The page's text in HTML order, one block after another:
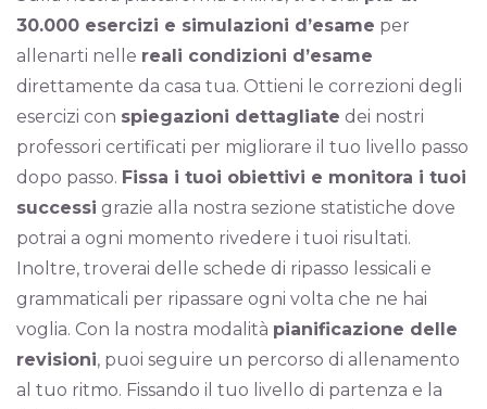
30.000 esercizi e simulazioni d’esame per
allenarti nelle reali condizioni d’esame
direttamente da casa tua. Ottieni le correzioni degli
esercizi con spiegazioni dettagliate dei nostri
professori certificati per migliorare il tuo livello passo
dopo passo. Fissa i tuoi obiettivi e monitora i tuoi
successi grazie alla nostra sezione statistiche dove
potrai a ogni momento rivedere i tuoi risultati.
Inoltre, troverai delle schede di ripasso lessicali e
grammaticali per ripassare ogni volta che ne hai
voglia. Con la nostra modalità pianificazione delle
revisioni, puoi seguire un percorso di allenamento
al tuo ritmo. Fissando il tuo livello di partenza e la